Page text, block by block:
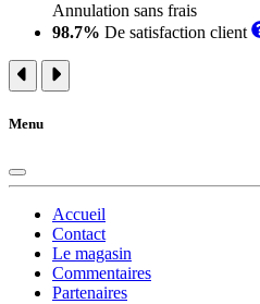
Annulation sans frais
98.7% De satisfaction client
Menu
Accueil
Contact
Le magasin
Commentaires
Partenaires